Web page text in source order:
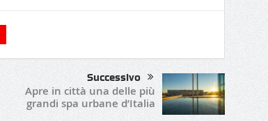
Successivo
Apre in città una delle più
grandi spa urbane d’Italia